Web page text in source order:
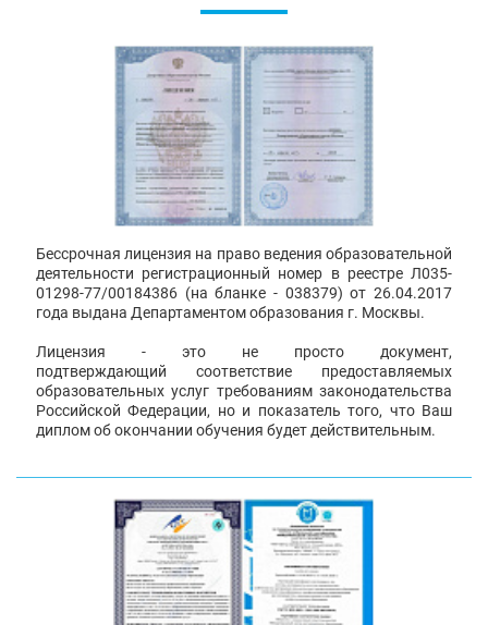
Бессрочная лицензия на право ведения образовательной
деятельности регистрационный номер в реестре Л035-
01298-77/00184386 (на бланке - 038379) от 26.04.2017
года выдана Департаментом образования г. Москвы.
Лицензия - это не просто документ,
подтверждающий соответствие предоставляемых
образовательных услуг требованиям законодательства
Российской Федерации, но и показатель того, что Ваш
диплом об окончании обучения будет действительным.